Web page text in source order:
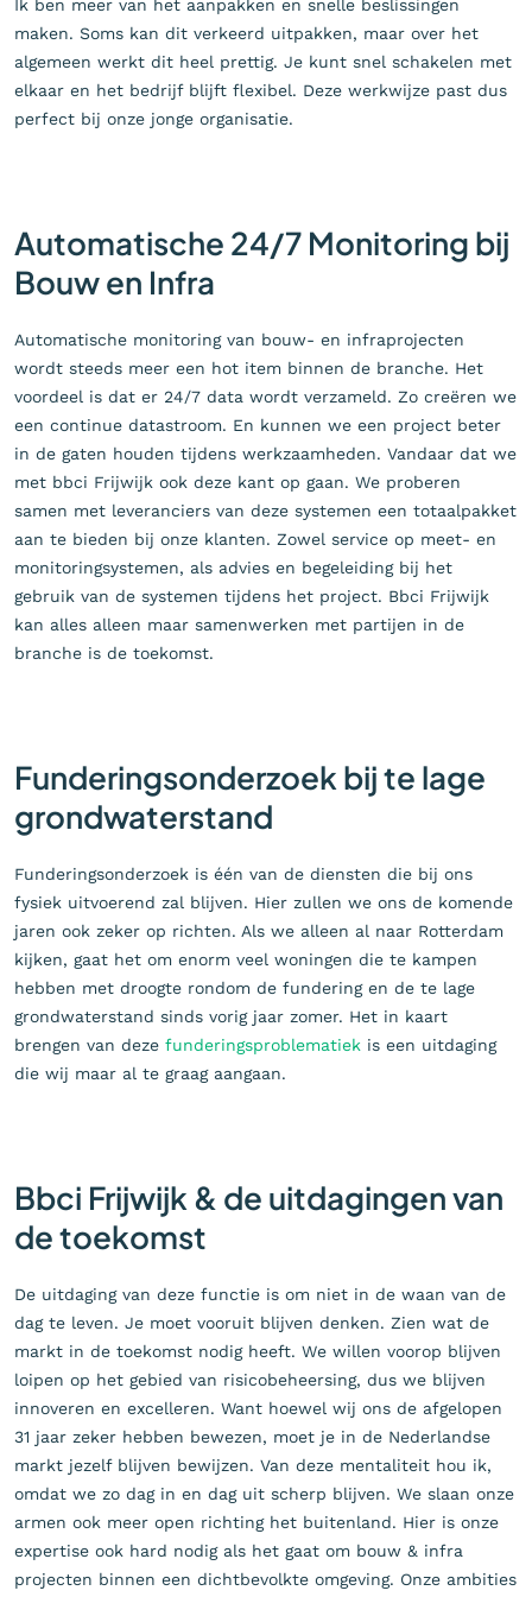
Ik ben meer van het aanpakken en snelle beslissingen
maken. Soms kan dit verkeerd uitpakken, maar over het
algemeen werkt dit heel prettig. Je kunt snel schakelen met
elkaar en het bedrijf blijft flexibel. Deze werkwijze past dus
perfect bij onze jonge organisatie.
Automatische 24/7 Monitoring bij
Bouw en Infra
Automatische monitoring van bouw- en infraprojecten
wordt steeds meer een hot item binnen de branche. Het
voordeel is dat er 24/7 data wordt verzameld. Zo creëren we
een continue datastroom. En kunnen we een project beter
in de gaten houden tijdens werkzaamheden. Vandaar dat we
met bbci Frijwijk ook deze kant op gaan. We proberen
samen met leveranciers van deze systemen een totaalpakket
aan te bieden bij onze klanten. Zowel service op meet- en
monitoringsystemen, als advies en begeleiding bij het
gebruik van de systemen tijdens het project. Bbci Frijwijk
kan alles alleen maar samenwerken met partijen in de
branche is de toekomst.
Funderingsonderzoek bij te lage
grondwaterstand
Funderingsonderzoek is één van de diensten die bij ons
fysiek uitvoerend zal blijven. Hier zullen we ons de komende
jaren ook zeker op richten. Als we alleen al naar Rotterdam
kijken, gaat het om enorm veel woningen die te kampen
hebben met droogte rondom de fundering en de te lage
grondwaterstand sinds vorig jaar zomer. Het in kaart
brengen van deze funderingsproblematiek is een uitdaging
die wij maar al te graag aangaan.
Bbci Frijwijk & de uitdagingen van
de toekomst
De uitdaging van deze functie is om niet in de waan van de
dag te leven. Je moet vooruit blijven denken. Zien wat de
markt in de toekomst nodig heeft. We willen voorop blijven
loipen op het gebied van risicobeheersing, dus we blijven
innoveren en excelleren. Want hoewel wij ons de afgelopen
31 jaar zeker hebben bewezen, moet je in de Nederlandse
markt jezelf blijven bewijzen. Van deze mentaliteit hou ik,
omdat we zo dag in en dag uit scherp blijven. We slaan onze
armen ook meer open richting het buitenland. Hier is onze
expertise ook hard nodig als het gaat om bouw & infra
projecten binnen een dichtbevolkte omgeving. Onze ambities